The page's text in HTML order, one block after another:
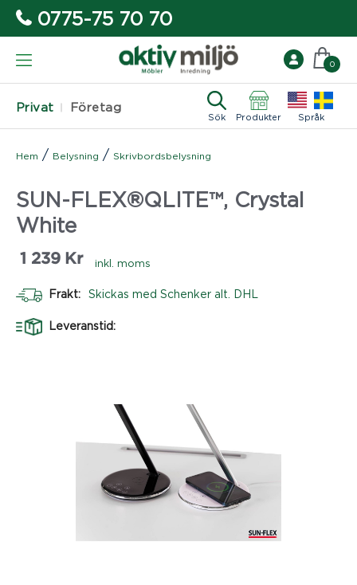
0775-75 70 70
Privat Företag
Sök Produkter Språk
0
Hem / Belysning / Skrivbordsbelysning
SUN-FLEX®QLITE™, Crystal
White
1 239 Kr inkl. moms
Frakt: Skickas med Schenker alt. DHL
Leveranstid: